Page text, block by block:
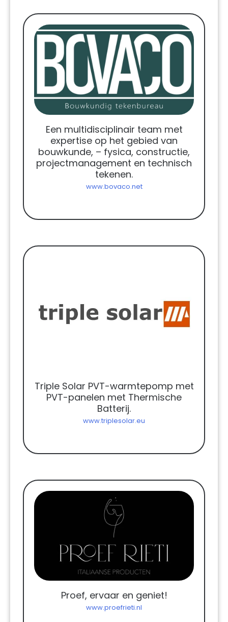
Een multidisciplinair team met
expertise op het gebied van
bouwkunde, – fysica, constructie,
projectmanagement en technisch
tekenen.
www.bovaco.net
Triple Solar PVT-warmtepomp met
PVT-panelen met Thermische
Batterij.
www.triplesolar.eu
Proef, ervaar en geniet!
www.proefrieti.nl